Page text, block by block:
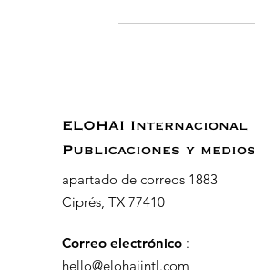
ELOHAI Internacional
Publicaciones y medios
apartado de correos 1883
Ciprés, TX 77410
Correo electrónico :
hello@elohaiintl.com